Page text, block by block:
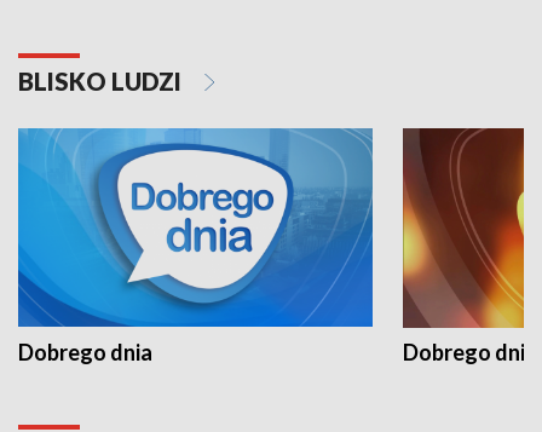
BLISKO LUDZI
Dobrego dnia Dobrego dnia